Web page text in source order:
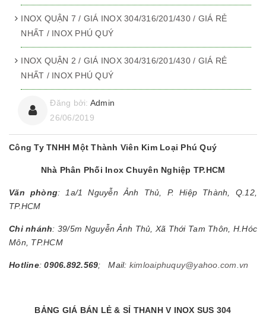
INOX QUẬN 7 / GIÁ INOX 304/316/201/430 / GIÁ RẺ
NHẤT / INOX PHÚ QUÝ
INOX QUẬN 2 / GIÁ INOX 304/316/201/430 / GIÁ RẺ
NHẤT / INOX PHÚ QUÝ
Đăng bởi: Admin
26/06/2019
Công Ty TNHH Một Thành Viên Kim Loại Phú Quý
Nhà Phân Phối Inox Chuyên Nghiệp TP.HCM
Văn phòng: 1a/1 Nguyễn Ảnh Thủ, P. Hiệp Thành, Q.12,
TP.HCM
Chi nhánh: 39/5m Nguyễn Ảnh Thủ, Xã Thới Tam Thôn, H.Hóc
Môn, TP.HCM
Hotline:0906.892.569; Mail: kimloaiphuquy@yahoo.com.vn
BẢNG GIÁ BÁN LẺ & SỈ THANH V INOX SUS 304